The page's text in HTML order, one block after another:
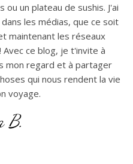
un plateau de sushis. J'ai
les médias, que ce soit
maintenant les réseaux
Avec ce blog, je t'invite à
mon regard et à partager
qui nous rendent la vie
voyage.
B.